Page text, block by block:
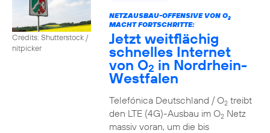
Credits: Shutterstock /
nitpicker
NETZAUSBAU-OFFENSIVE VON O2
MACHT FORTSCHRITTE:
Jetzt weitflächig
schnelles Internet
von O2 in Nordrhein-
Westfalen
Telefónica Deutschland / O2treibt
den LTE (4G)-Ausbau im O2Netz
massiv voran, um die bis